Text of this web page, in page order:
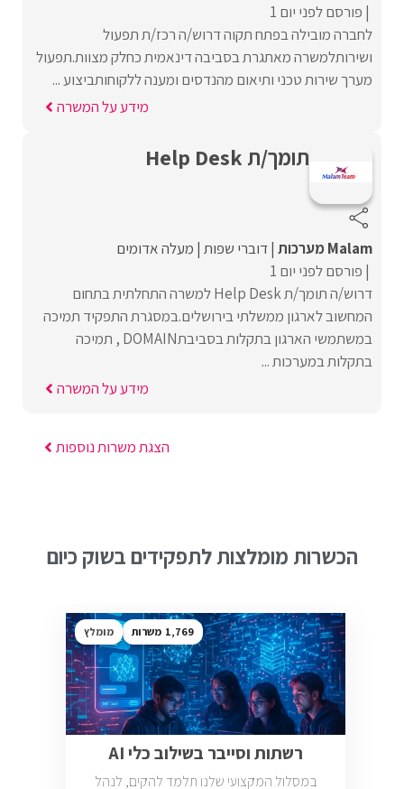
פורסם לפני יום 1
לחברה מובילה בפתח תקוה דרוש/ה רכז/ת תפעול
ושירותלמשרה מאתגרת בסביבה דינאמית כחלק מצוות.תפעול
מערך שירות טכני ותיאום מהנדסים ומענה ללקוחותביצוע ...
מידע על המשרה
תומך/ת Help Desk
Malam מערכות דוברי שפות מעלה אדומים
פורסם לפני יום 1
דרוש/ה תומך/ת Help Desk למשרה התחלתית בתחום
המחשוב לארגון ממשלתי בירושלים.במסגרת התפקיד תמיכה
במשתמשי הארגון בתקלות בסביבתDOMAIN , תמיכה
בתקלות במערכות ...
מידע על המשרה
הצגת משרות נוספות
הכשרות מומלצות לתפקידים בשוק כיום
1,769 מומלץ
רשתות וסייבר בשילוב כלי AI
במסלול המקצועי שלנו תלמד להקים, לנהל